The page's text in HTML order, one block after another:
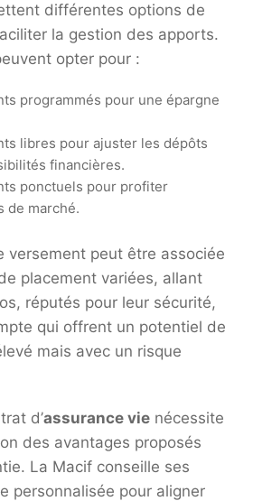
différentes options de
la gestion des apports.
opter pour :
programmés pour une épargne
libres pour ajuster les dépôts
financières.
ponctuels pour profiter
de marché.
versement peut être associée
placement variées, allant
réputés pour leur sécurité,
qui offrent un potentiel de
mais avec un risque
d’assurance vie nécessite
des avantages proposés
La Macif conseille ses
personnalisée pour aligner